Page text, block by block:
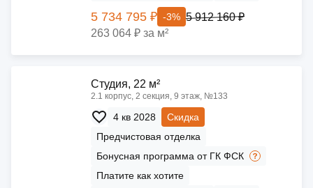
5 734 795 ₽ -3% 5 912 160 ₽
263 064 ₽ за м²
Cтудия, 22 м²
2.1 корпус, 2 секция, 9 этаж, №133
4 кв 2028
Скидка
Предчистовая отделка
Бонусная программа от ГК ФСК
Платите как хотите